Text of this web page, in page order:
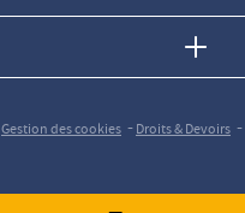
Gestion des cookies -Droits & Devoirs -